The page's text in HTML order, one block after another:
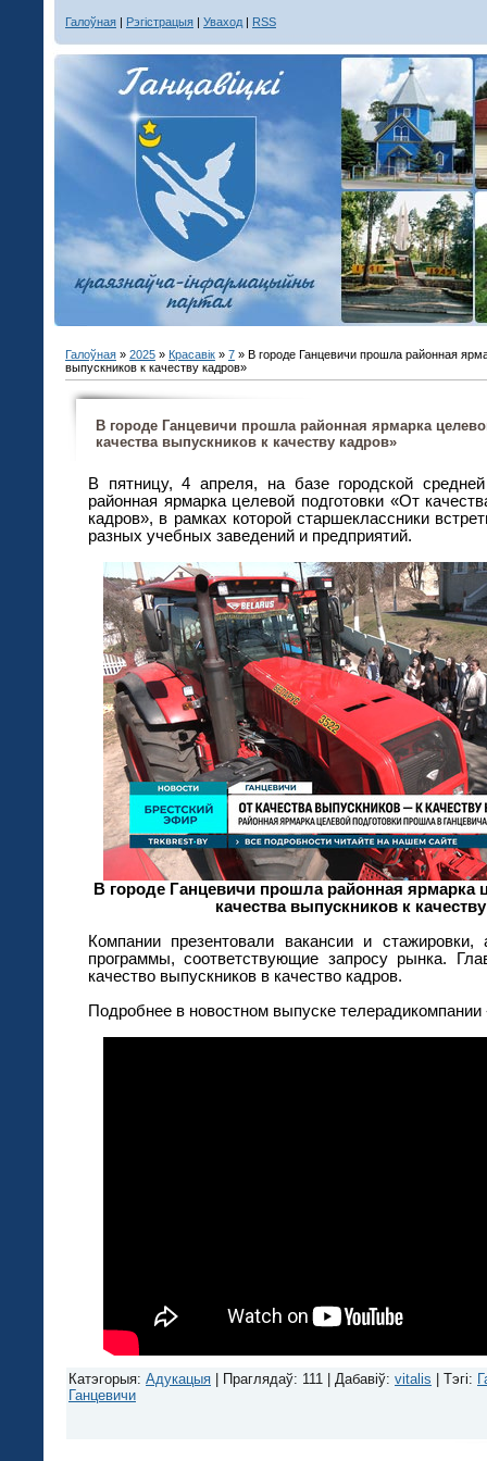
Галоўная | Рэгістрацыя | Уваход | RSS
Галоўная » 2025 » Красавік » 7 » В городе Ганцевичи прошла районная
выпускников к качеству кадров»
В городе Ганцевичи прошла районная ярмарка
качества выпускников к качеству кадров»
В пятницу, 4 апреля, на базе городской
районная ярмарка целевой подготовки «От
кадров», в рамках которой старшеклассники
разных учебных заведений и предприятий.
В городе Ганцевичи прошла районная ярмарка
качества выпускников к
Компании презентовали вакансии и
программы, соответствующие запросу рынка.
качество выпускников в качество кадров.
Подробнее в новостном выпуске телерадикомпании
Катэгорыя: Адукацыя | Праглядаў: 111 | Дабавіў: vitalis | Тэгі:
Ганцевичи